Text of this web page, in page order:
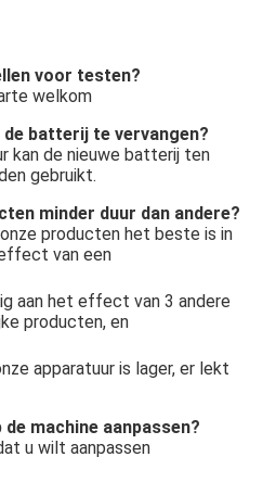
voor testen?
welkom
batterij te vervangen?
kan de nieuwe batterij ten
gebruikt.
minder duur dan andere?
producten het beste is in
van een
aan het effect van 3 andere
producten, en
apparatuur is lager, er lekt
machine aanpassen?
u wilt aanpassen